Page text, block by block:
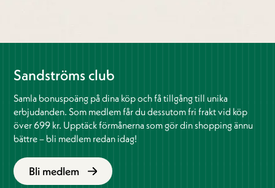
Sandströms club
Samla bonuspoäng på dina köp och få tillgång till unika
erbjudanden. Som medlem får du dessutom fri frakt vid köp
över 699 kr. Upptäck förmånerna som gör din shopping ännu
bättre – bli medlem redan idag!
Bli medlem